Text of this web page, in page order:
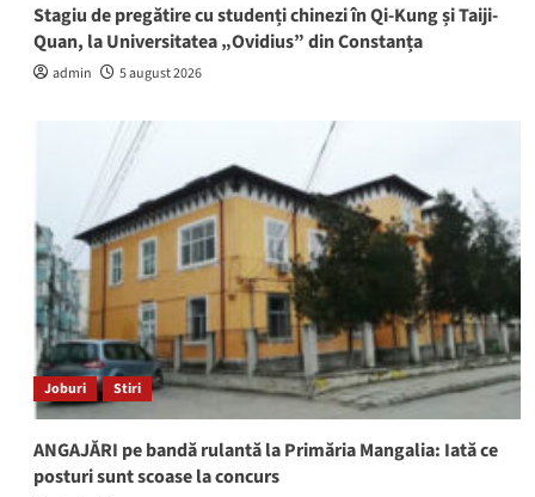
Stagiu de pregătire cu studenți chinezi în Qi-Kung și Taiji-
Quan, la Universitatea „Ovidius” din Constanța
admin 5 august 2026
Joburi Stiri
ANGAJĂRI pe bandă rulantă la Primăria Mangalia: Iată ce
posturi sunt scoase la concurs